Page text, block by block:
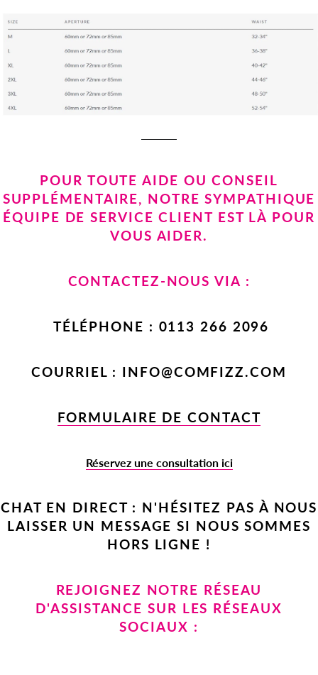
POUR TOUTE AIDE OU CONSEIL
SUPPLÉMENTAIRE, NOTRE SYMPATHIQUE
ÉQUIPE DE SERVICE CLIENT EST LÀ POUR
VOUS AIDER.
CONTACTEZ-NOUS VIA :
TÉLÉPHONE : 0113 266 2096
COURRIEL : INFO@COMFIZZ.COM
FORMULAIRE DE CONTACT
Réservez une consultation ici
CHAT EN DIRECT : N'HÉSITEZ PAS À NOUS
LAISSER UN MESSAGE SI NOUS SOMMES
HORS LIGNE !
REJOIGNEZ NOTRE RÉSEAU
D'ASSISTANCE SUR LES RÉSEAUX
SOCIAUX :